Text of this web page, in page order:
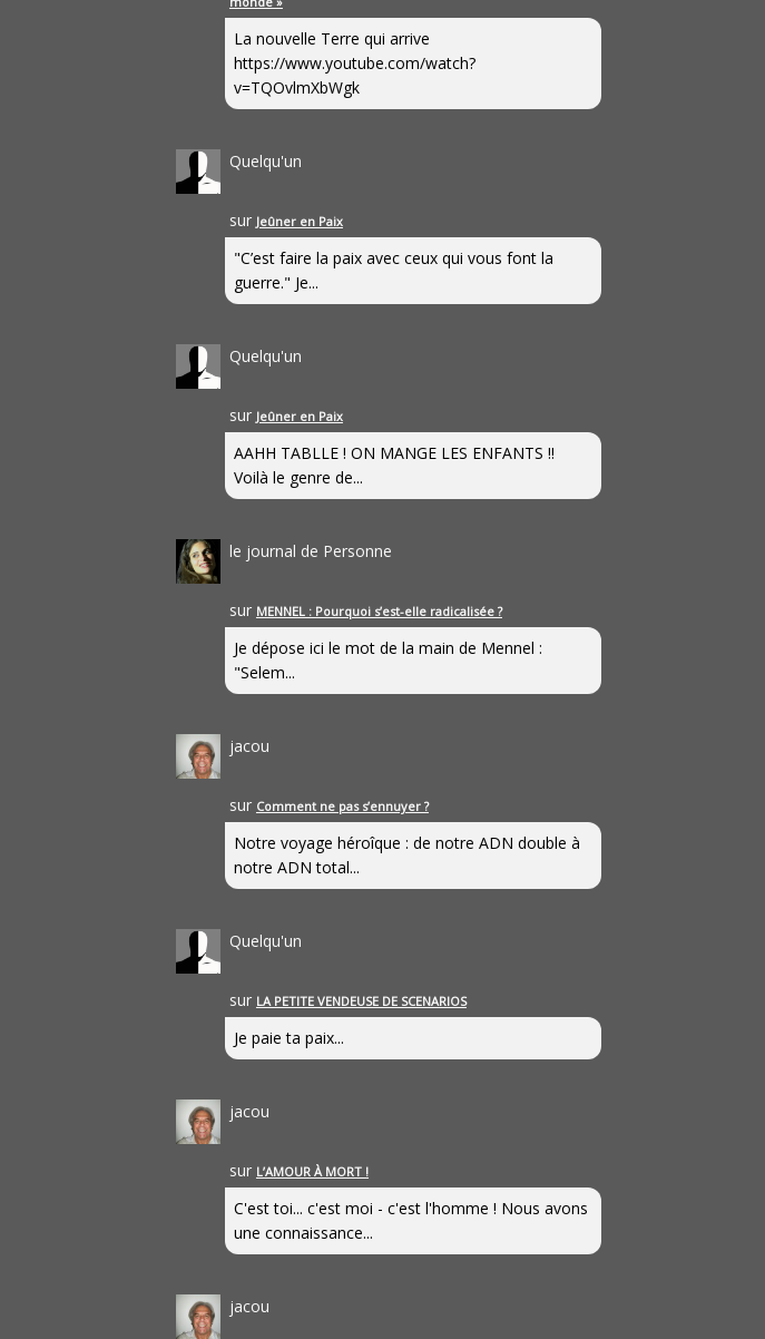
La nouvelle Terre qui arrive
https://www.youtube.com/watch?
v=TQOvlmXbWgk
Quelqu'un
sur Jeûner en Paix
"C’est faire la paix avec ceux qui vous font la
guerre." Je...
Quelqu'un
sur Jeûner en Paix
AAHH TABLLE ! ON MANGE LES ENFANTS !!
Voilà le genre de...
le journal de Personne
sur MENNEL : Pourquoi s’est-elle radicalisée ?
Je dépose ici le mot de la main de Mennel :
"Selem...
jacou
sur Comment ne pas s’ennuyer ?
Notre voyage héroîque : de notre ADN double à
notre ADN total...
Quelqu'un
sur LA PETITE VENDEUSE DE SCENARIOS
Je paie ta paix...
jacou
sur L’AMOUR À MORT !
C'est toi... c'est moi - c'est l'homme ! Nous avons
une connaissance...
jacou